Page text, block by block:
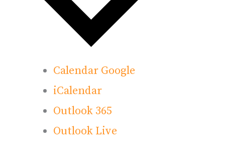
Calendar Google
iCalendar
Outlook 365
Outlook Live